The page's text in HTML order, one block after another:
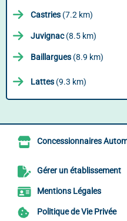
Castries (7.2 km)
Juvignac(8.5 km)
Baillargues (8.9 km)
Lattes (9.3 km)
Concessionnaires
Gérer un établissement
Mentions Légales
Politique de Vie Privée